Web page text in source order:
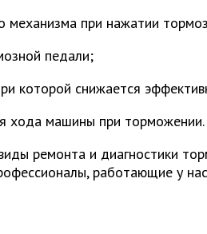
механизма при нажатии
педали;
которой снижается
хода машины при торможении.
ремонта и диагностики
работающие у